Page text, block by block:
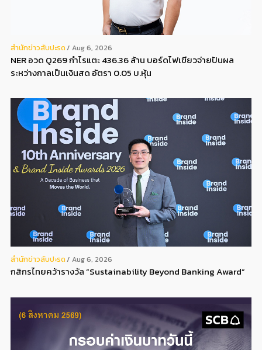
สํานักข่าวสับปะรด Aug 6, 2026
NER อวด Q269 กำไรแตะ 436.36 ล้าน บอร์ดไฟเขียวจ่ายปันผล
ระหว่างกาลเป็นเงินสด อัตรา 0.05 บ.หุ้น
สํานักข่าวสับปะรด Aug 6, 2026
กสิกรไทยคว้ารางวัล “Sustainability Beyond Banking Award”